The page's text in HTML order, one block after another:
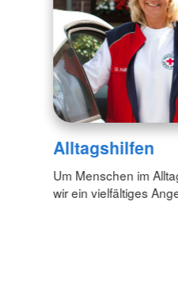
Alltagshilfen
Um Menschen im
wir ein vielfältiges